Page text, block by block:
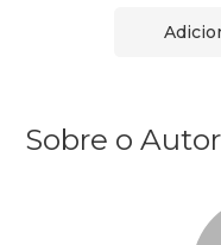
Sobre o Autor